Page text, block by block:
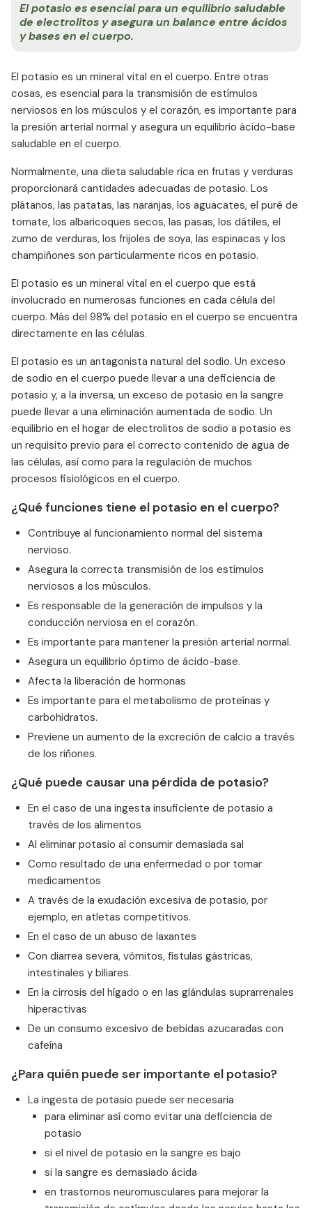
El potasio es esencial para un equilibrio saludable
de electrolitos y asegura un balance entre ácidos
y bases en el cuerpo.
El potasio es un mineral vital en el cuerpo. Entre otras
cosas, es esencial para la transmisión de estímulos
nerviosos en los músculos y el corazón, es importante para
la presión arterial normal y asegura un equilibrio ácido-base
saludable en el cuerpo.
Normalmente, una dieta saludable rica en frutas y verduras
proporcionará cantidades adecuadas de potasio. Los
plátanos, las patatas, las naranjas, los aguacates, el puré de
tomate, los albaricoques secos, las pasas, los dátiles, el
zumo de verduras, los frijoles de soya, las espinacas y los
champiñones son particularmente ricos en potasio.
El potasio es un mineral vital en el cuerpo que está
involucrado en numerosas funciones en cada célula del
cuerpo. Más del 98% del potasio en el cuerpo se encuentra
directamente en las células.
El potasio es un antagonista natural del sodio. Un exceso
de sodio en el cuerpo puede llevar a una deficiencia de
potasio y, a la inversa, un exceso de potasio en la sangre
puede llevar a una eliminación aumentada de sodio. Un
equilibrio en el hogar de electrolitos de sodio a potasio es
un requisito previo para el correcto contenido de agua de
las células, así como para la regulación de muchos
procesos fisiológicos en el cuerpo.
¿Qué funciones tiene el potasio en el cuerpo?
Contribuye al funcionamiento normal del sistema
nervioso.
Asegura la correcta transmisión de los estímulos
nerviosos a los músculos.
Es responsable de la generación de impulsos y la
conducción nerviosa en el corazón.
Es importante para mantener la presión arterial normal.
Asegura un equilibrio óptimo de ácido-base.
Afecta la liberación de hormonas
Es importante para el metabolismo de proteínas y
carbohidratos.
Previene un aumento de la excreción de calcio a través
de los riñones.
¿Qué puede causar una pérdida de potasio?
En el caso de una ingesta insuficiente de potasio a
través de los alimentos
Al eliminar potasio al consumir demasiada sal
Como resultado de una enfermedad o por tomar
medicamentos
A través de la exudación excesiva de potasio, por
ejemplo, en atletas competitivos.
En el caso de un abuso de laxantes
Con diarrea severa, vómitos, fístulas gástricas,
intestinales y biliares.
En la cirrosis del hígado o en las glándulas suprarrenales
hiperactivas
De un consumo excesivo de bebidas azucaradas con
cafeína
¿Para quién puede ser importante el potasio?
La ingesta de potasio puede ser necesaria
para eliminar así como evitar una deficiencia de
potasio
si el nivel de potasio en la sangre es bajo
si la sangre es demasiado ácida
en trastornos neuromusculares para mejorar la